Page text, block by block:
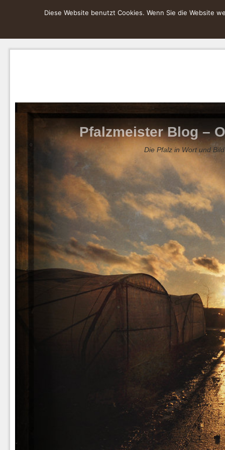
Pfalzmeister Blog –
Die Pfalz in Wort und Bild
Diese Website benutzt Cookies. Wenn Sie die Website